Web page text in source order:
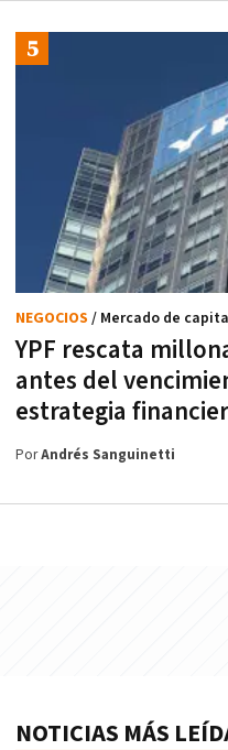
YPF rescata
antes del
estrategia
NEGOCIOS / Mercado de
PorAndrés Sanguinetti
NOTICIAS MÁS